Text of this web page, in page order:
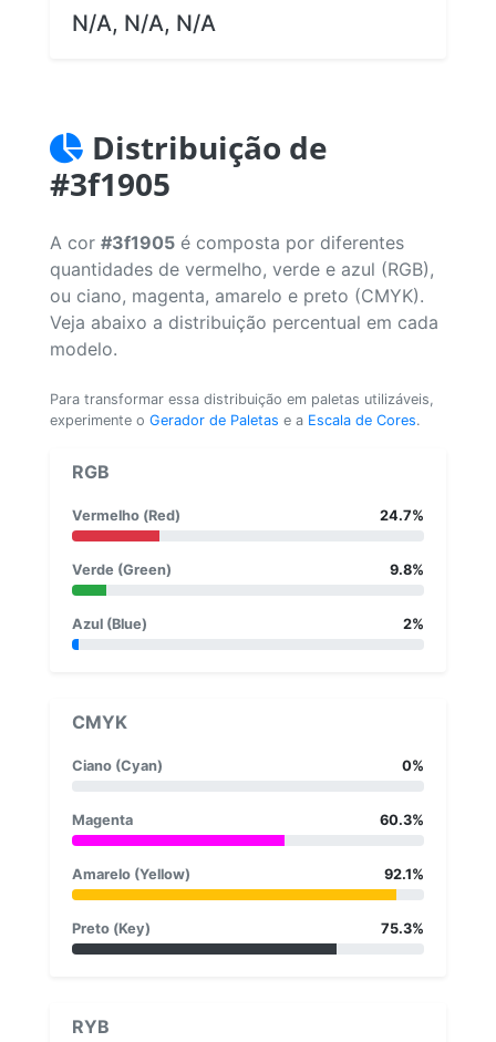
N/A, N/A, N/A
Distribuição de
#3f1905
A cor #3f1905 é composta por diferentes
quantidades de vermelho, verde e azul (RGB),
ou ciano, magenta, amarelo e preto (CMYK).
Veja abaixo a distribuição percentual em cada
modelo.
Para transformar essa distribuição em paletas utilizáveis,
experimente o Gerador de Paletas e a Escala de Cores.
RGB
Vermelho (Red) 24.7%
Verde (Green) 9.8%
Azul (Blue) 2%
CMYK
Ciano (Cyan) 0%
Magenta 60.3%
Amarelo (Yellow) 92.1%
Preto (Key) 75.3%
RYB